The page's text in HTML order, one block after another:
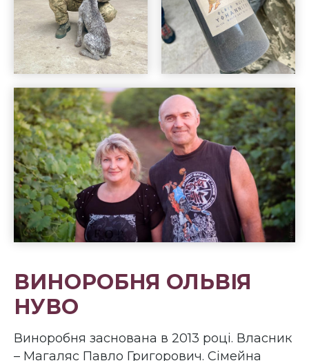
ВИНОРОБНЯ ОЛЬВІЯ
НУВО
Виноробня заснована в 2013 році. Власник
– Магаляс Павло Григорович. Сімейна